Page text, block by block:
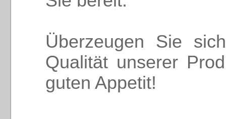
Überzeugen Sie
Qualität unserer
guten Appetit!